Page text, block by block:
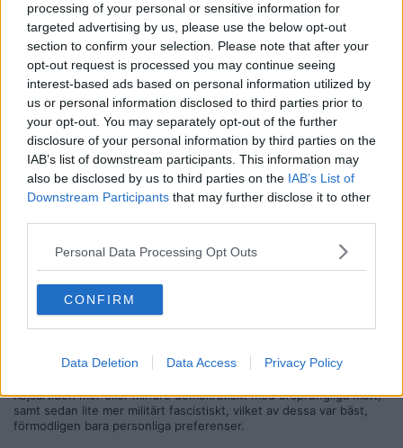
processing of your personal or sensitive information for
targeted advertising by us, please use the below opt-out
section to confirm your selection. Please note that after your
opt-out request is processed you may continue seeing
interest-based ads based on personal information utilized by
us or personal information disclosed to third parties prior to
your opt-out. You may separately opt-out of the further
disclosure of your personal information by third parties on the
IAB’s list of downstream participants. This information may
also be disclosed by us to third parties on the IAB’s List of
Downstream Participants that may further disclose it to other
Personal Data Processing Opt Outs
CONFIRM
Data Deletion Data Access Privacy Policy
”Och vet att vad ni än erövrar som krigsbyte – så tillhör en
femtedel av det Allah och Sändebudet.” (Al-Anfal)
”Och kämpa mot dem tills det inte längre finns någon fitna och
hela religionen tillhör Allah. Men om de upphör, så ser Allah vad de
gör.” (Al-Anfal: 39)
Källor: *The History of Jihad — From Muhammad to ISIS* Robert
Spencer, *Islamic Fascism* Hamed Abdel-Samad
2026-06-14, 01:14
Medlem
Vad skall diskuteras?
Medlem
Kejsartiden mer eller mindre demokratiskt med ursprungliga mått,
samt sedan lite mer militärt fascistiskt, vilket av dessa var bäst,
förmodligen bara personliga preferenser.